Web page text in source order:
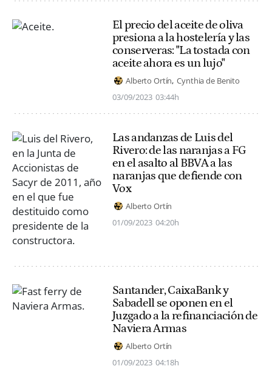
El precio del aceite de oliva
presiona a la hostelería y las
conserveras: "La tostada con
aceite ahora es un lujo"
Alberto Ortín Cynthia de Benito
03/09/2023 03:44h
Las andanzas de Luis del
Rivero: de las naranjas a FG
en el asalto al BBVA a las
naranjas que defiende con
Vox
Alberto Ortín
01/09/2023 04:20h
Santander, CaixaBank y
Sabadell se oponen en el
Juzgado a la refinanciación de
Naviera Armas
Alberto Ortín
01/09/2023 04:18h